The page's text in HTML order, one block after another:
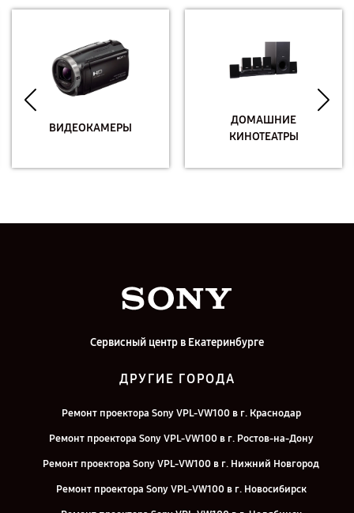
ВИДЕОКАМЕРЫ
ДОМАШНИЕ
КИНОТЕАТРЫ
Сервисный центр в Екатеринбурге
ДРУГИЕ ГОРОДА
Ремонт проектора Sony VPL-VW100 в г. Краснодар
Ремонт проектора Sony VPL-VW100 в г. Ростов-на-Дону
Ремонт проектора Sony VPL-VW100 в г. Нижний Новгород
Ремонт проектора Sony VPL-VW100 в г. Новосибирск